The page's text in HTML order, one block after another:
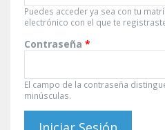
Puedes acceder ya sea con tu
electrónico con el que te
Contraseña *
El campo de la contraseña
minúsculas.